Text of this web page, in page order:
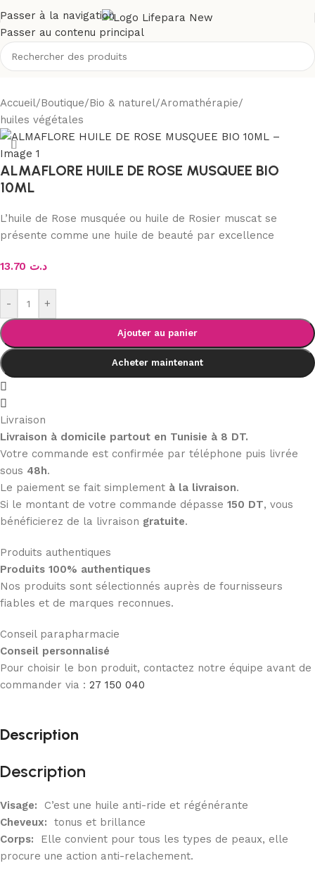
Passer à la navigation
Passer au contenu principal
Accueil/Boutique/Bio & naturel/Aromathérapie/
huiles végétales
ALMAFLORE HUILE DE ROSE MUSQUEE BIO
10ML
L’huile de Rose musquée ou huile de Rosier muscat se
présente comme une huile de beauté par excellence
د.ت
- +
Ajouter au panier
Acheter maintenant
Livraison
Livraison à domicile partout en Tunisie à 8 DT.
Votre commande est confirmée par téléphone puis livrée
sous 48h.
Le paiement se fait simplement à la livraison.
Si le montant de votre commande dépasse 150 DT, vous
bénéficierez de la livraison gratuite.
Produits authentiques
Produits 100% authentiques
Nos produits sont sélectionnés auprès de fournisseurs
fiables et de marques reconnues.
Conseil parapharmacie
Conseil personnalisé
Pour choisir le bon produit, contactez notre équipe avant de
commander via : 27 150 040
Description
Description
Visage: C’est une huile anti-ride et régénérante
Cheveux: tonus et brillance
Corps: Elle convient pour tous les types de peaux, elle
procure une action anti-relachement.